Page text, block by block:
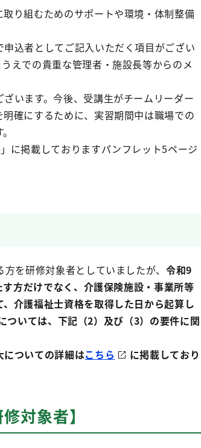
り組むためのサポートや環境・体制整備
込者としてご記入いただく項目がござい
えでの貴重な管理者・施設長等からのメ
います。今後、受講生がチームリーダー
確にするために、実習期間中は職場での
掲載しておりますパンフレット5ページ
を研修対象者としていましたが、令和9
方だけでなく、介護保険施設・事業所等
介護福祉士資格を取得した日から起算し
ついては、下記（2）及び（3）の要件に関
についての詳細はこちら
に掲載しており
対象者】